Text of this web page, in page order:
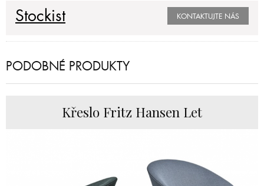
Stockist KONTAKTUJTE NÁS
PODOBNÉ PRODUKTY
Křeslo Fritz Hansen Let